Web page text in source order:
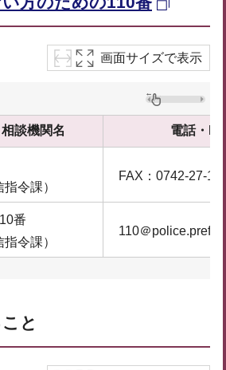
画面サイズで表示
談機関名 電話・
令課）
FAX：0742-27-
番
令課）
110＠
と